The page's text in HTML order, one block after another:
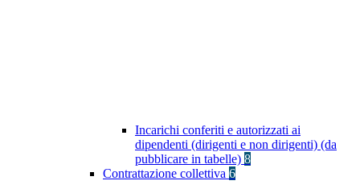
Incarichi conferiti e autorizzati ai
dipendenti (dirigenti e non dirigenti) (da
pubblicare in tabelle) 8
Contrattazione collettiva 6